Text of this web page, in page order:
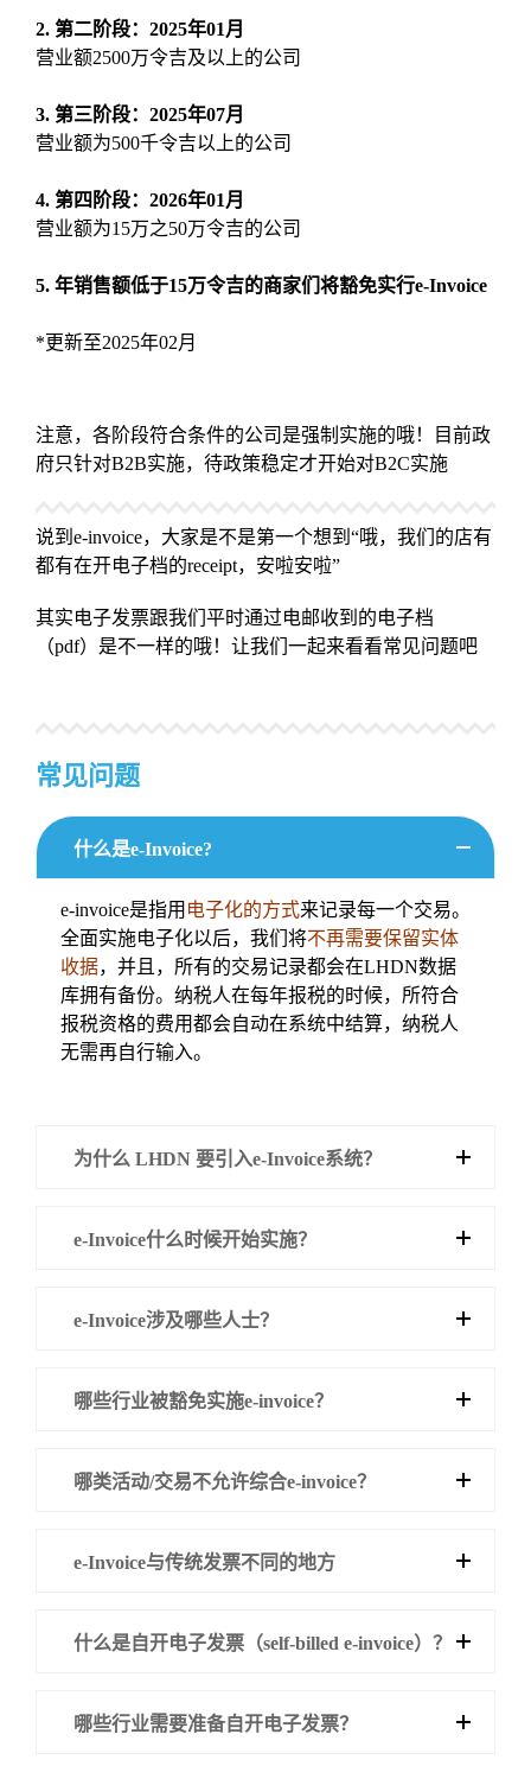
2. 第二阶段：2025年01月
营业额2500万令吉及以上的公司
3. 第三阶段：2025年07月
营业额为500千令吉以上的公司
4. 第四阶段：2026年01月
营业额为15万之50万令吉的公司
5. 年销售额低于15万令吉的商家们将豁免实行e-Invoice
*更新至2025年02月
注意，各阶段符合条件的公司是强制实施的哦！目前政
府只针对B2B实施，待政策稳定才开始对B2C实施
说到e-invoice，大家是不是第一个想到“哦，我们的店有
都有在开电子档的receipt，安啦安啦”
其实电子发票跟我们平时通过电邮收到的电子档
（pdf）是不一样的哦！让我们一起来看看常见问题吧
常见问题
什么是e-Invoice?
e-invoice是指用 电子化的方式来记录每一个交易。
全面实施电子化以后，我们将不再需要保留实体
收据，并且，所有的交易记录都会在LHDN数据
库拥有备份。纳税人在每年报税的时候，所符合
报税资格的费用都会自动在系统中结算，纳税人
无需再自行输入。
为什么 LHDN 要引入e-Invoice系统？
e-Invoice什么时候开始实施？
e-Invoice涉及哪些人士？
哪些行业被豁免实施e-invoice？
哪类活动/交易不允许综合e-invoice？
e-Invoice与传统发票不同的地方
什么是自开电子发票（self-billed e-invoice）？
哪些行业需要准备自开电子发票？